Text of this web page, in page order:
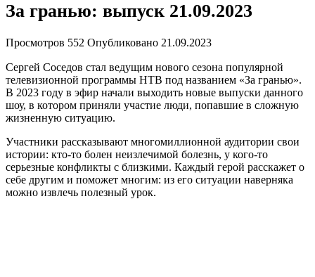
За гранью: выпуск 21.09.2023
Просмотров 552 Опубликовано 21.09.2023
Сергей Соседов стал ведущим нового сезона популярной
телевизионной программы НТВ под названием «За гранью».
В 2023 году в эфир начали выходить новые выпуски данного
шоу, в котором приняли участие люди, попавшие в сложную
жизненную ситуацию.
Участники рассказывают многомиллионной аудитории свои
истории: кто-то болен неизлечимой болезнь, у кого-то
серьезные конфликты с близкими. Каждый герой расскажет о
себе другим и поможет многим: из его ситуации наверняка
можно извлечь полезный урок.